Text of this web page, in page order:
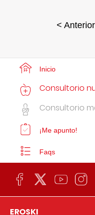
< Anterior
Inicio
Consultorio
Consultorio
¡Me apunto!
Faqs
EROSKI